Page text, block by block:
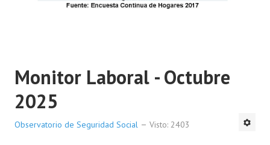
Monitor Laboral - Octubre
2025
Observatorio de Seguridad Social Visto: 2403